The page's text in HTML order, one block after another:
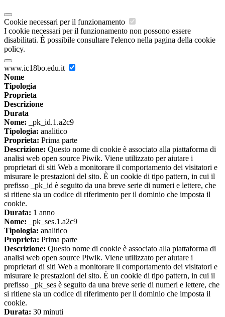
Cookie necessari per il funzionamento
I cookie necessari per il funzionamento non possono essere
disabilitati. È possibile consultare l'elenco nella pagina della cookie
policy.
www.ic18bo.edu.it
Nome
Tipologia
Proprieta
Descrizione
Durata
Nome: _pk_id.1.a2c9
Tipologia: analitico
Proprieta: Prima parte
Descrizione: Questo nome di cookie è associato alla piattaforma di
analisi web open source Piwik. Viene utilizzato per aiutare i
proprietari di siti Web a monitorare il comportamento dei visitatori e
misurare le prestazioni del sito. È un cookie di tipo pattern, in cui il
prefisso _pk_id è seguito da una breve serie di numeri e lettere, che
si ritiene sia un codice di riferimento per il dominio che imposta il
cookie.
Durata: 1 anno
Nome: _pk_ses.1.a2c9
Tipologia: analitico
Proprieta: Prima parte
Descrizione: Questo nome di cookie è associato alla piattaforma di
analisi web open source Piwik. Viene utilizzato per aiutare i
proprietari di siti Web a monitorare il comportamento dei visitatori e
misurare le prestazioni del sito. È un cookie di tipo pattern, in cui il
prefisso _pk_ses è seguito da una breve serie di numeri e lettere, che
si ritiene sia un codice di riferimento per il dominio che imposta il
cookie.
Durata: 30 minuti